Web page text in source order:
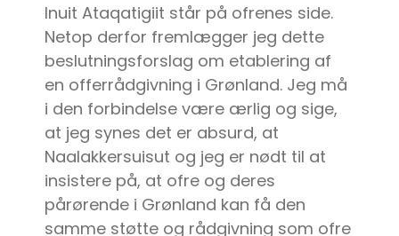
Inuit Ataqatigiit står på ofrenes side.
Netop derfor fremlægger jeg dette
beslutningsforslag om etablering af
en offerrådgivning i Grønland. Jeg må
i den forbindelse være ærlig og sige,
at jeg synes det er absurd, at
Naalakkersuisut og jeg er nødt til at
insistere på, at ofre og deres
pårørende i Grønland kan få den
samme støtte og rådgivning som ofre